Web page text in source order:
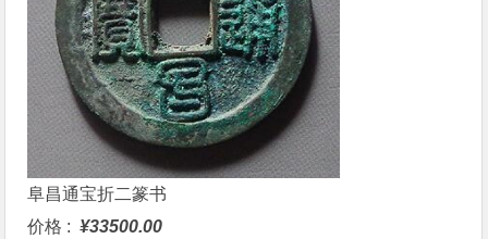
阜昌通宝折二篆书
价格 :¥33500.00